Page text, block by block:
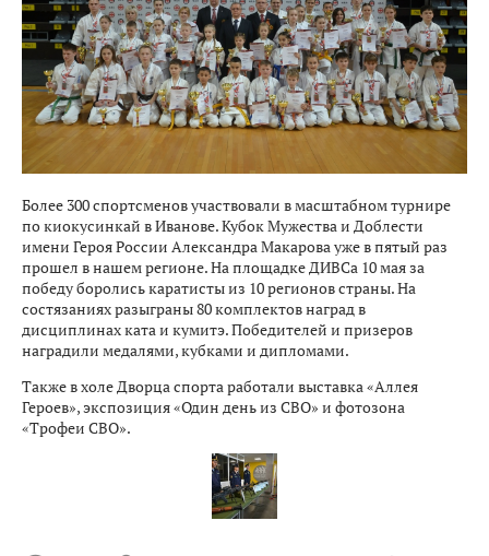
Более 300 спортсменов участвовали в масштабном турнире
по киокусинкай в Иванове. Кубок Мужества и Доблести
имени Героя России Александра Макарова уже в пятый раз
прошел в нашем регионе. На площадке ДИВСа 10 мая за
победу боролись каратисты из 10 регионов страны. На
состязаниях разыграны 80 комплектов наград в
дисциплинах ката и кумитэ. Победителей и призеров
наградили медалями, кубками и дипломами.
Также в холе Дворца спорта работали выставка «Аллея
Героев», экспозиция «Один день из СВО» и фотозона
«Трофеи СВО».